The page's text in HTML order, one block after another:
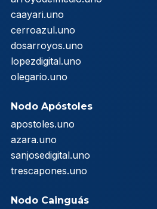
caayari.uno
cerroazul.uno
dosarroyos.uno
lopezdigital.uno
olegario.uno
Nodo Apóstoles
apostoles.uno
azara.uno
sanjosedigital.uno
trescapones.uno
Nodo Cainguás